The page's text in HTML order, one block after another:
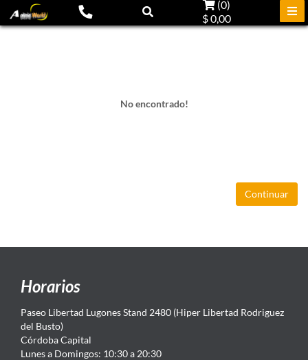
(0)
$ 0,00
No encontrado!
Continuar
Horarios
Paseo Libertad Lugones Stand 2480 (Hiper Libertad Rodriguez
del Busto)
Córdoba Capital
Lunes a Domingos: 10:30 a 20:30